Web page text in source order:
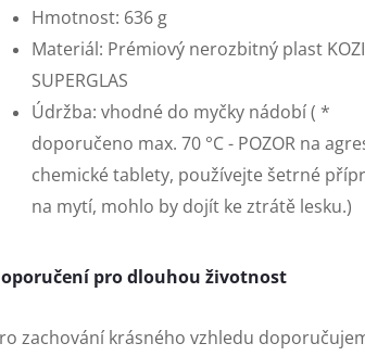
Hmotnost: 636 g
Materiál: Prémiový nerozbitný plast
SUPERGLAS
Údržba: vhodné do myčky nádobí ( *
doporučeno max. 70 °C - POZOR na
chemické tablety, používejte šetrné
na mytí, mohlo by dojít ke ztrátě lesku.)
pro dlouhou životnost
zachování krásného vzhledu